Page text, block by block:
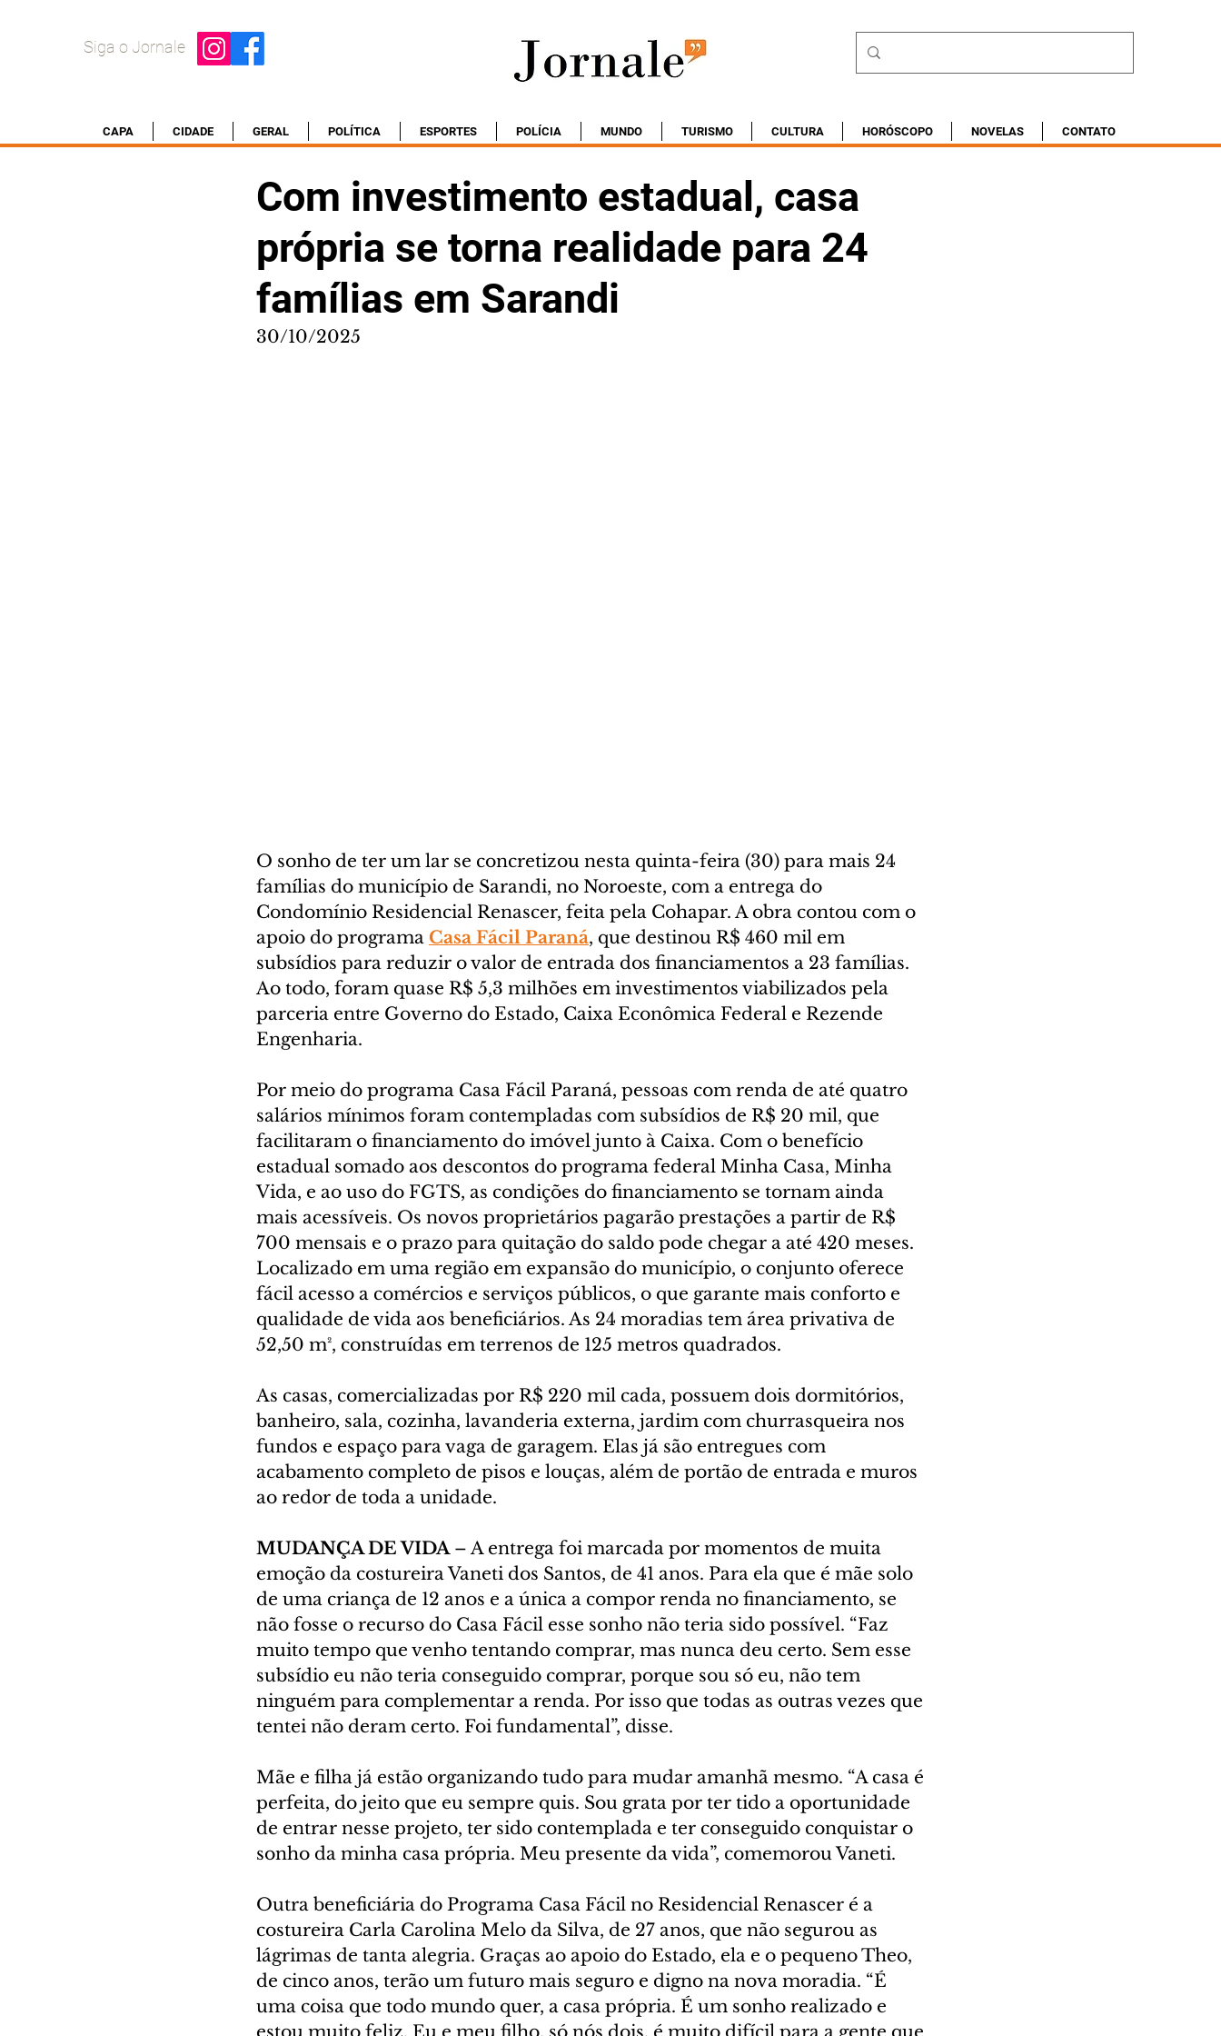
Siga o Jornale
CAPA CIDADE GERAL POLÍTICA ESPORTES POLÍCIA MUNDO TURISMO CULTURA HORÓSCOPO NOVELAS CONTATO
Com investimento estadual, casa
própria se torna realidade para 24
famílias em Sarandi
30/10/2025
O sonho de ter um lar se concretizou nesta quinta-feira (30) para mais 24
famílias do município de Sarandi, no Noroeste, com a entrega do
Condomínio Residencial Renascer, feita pela Cohapar. A obra contou com o
apoio do programa Casa Fácil Paraná, que destinou R$ 460 mil em
subsídios para reduzir o valor de entrada dos financiamentos a 23 famílias.
Ao todo, foram quase R$ 5,3 milhões em investimentos viabilizados pela
parceria entre Governo do Estado, Caixa Econômica Federal e Rezende
Engenharia.
Por meio do programa Casa Fácil Paraná, pessoas com renda de até quatro
salários mínimos foram contempladas com subsídios de R$ 20 mil, que
facilitaram o financiamento do imóvel junto à Caixa. Com o benefício
estadual somado aos descontos do programa federal Minha Casa, Minha
Vida, e ao uso do FGTS, as condições do financiamento se tornam ainda
mais acessíveis. Os novos proprietários pagarão prestações a partir de R$
700 mensais e o prazo para quitação do saldo pode chegar a até 420 meses.
Localizado em uma região em expansão do município, o conjunto oferece
fácil acesso a comércios e serviços públicos, o que garante mais conforto e
qualidade de vida aos beneficiários. As 24 moradias tem área privativa de
52,50 m², construídas em terrenos de 125 metros quadrados.
As casas, comercializadas por R$ 220 mil cada, possuem dois dormitórios,
banheiro, sala, cozinha, lavanderia externa, jardim com churrasqueira nos
fundos e espaço para vaga de garagem. Elas já são entregues com
acabamento completo de pisos e louças, além de portão de entrada e muros
ao redor de toda a unidade.
MUDANÇA DE VIDA – A entrega foi marcada por momentos de muita
emoção da costureira Vaneti dos Santos, de 41 anos. Para ela que é mãe solo
de uma criança de 12 anos e a única a compor renda no financiamento, se
não fosse o recurso do Casa Fácil esse sonho não teria sido possível. “Faz
muito tempo que venho tentando comprar, mas nunca deu certo. Sem esse
subsídio eu não teria conseguido comprar, porque sou só eu, não tem
ninguém para complementar a renda. Por isso que todas as outras vezes que
tentei não deram certo. Foi fundamental”, disse.
Mãe e filha já estão organizando tudo para mudar amanhã mesmo. “A casa é
perfeita, do jeito que eu sempre quis. Sou grata por ter tido a oportunidade
de entrar nesse projeto, ter sido contemplada e ter conseguido conquistar o
sonho da minha casa própria. Meu presente da vida”, comemorou Vaneti.
Outra beneficiária do Programa Casa Fácil no Residencial Renascer é a
costureira Carla Carolina Melo da Silva, de 27 anos, que não segurou as
lágrimas de tanta alegria. Graças ao apoio do Estado, ela e o pequeno Theo,
de cinco anos, terão um futuro mais seguro e digno na nova moradia. “É
uma coisa que todo mundo quer, a casa própria. É um sonho realizado e